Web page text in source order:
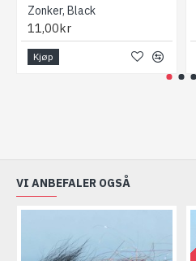
Zonker, Black
11,00kr
Kjøp
VI ANBEFALER OGSÅ